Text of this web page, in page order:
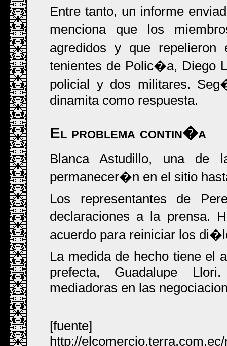
Entre tanto, un informe
menciona que los
agredidos y que
tenientes de Polic�a, Diego
policial y dos militares.
dinamita como respuesta.
El problema contin�a
Blanca Astudillo, una de
permanecer�n en el sitio
Los representantes de
declaraciones a la prensa.
acuerdo para reiniciar los
La medida de hecho tiene el
prefecta, Guadalupe
mediadoras en las
[fuente]
http://